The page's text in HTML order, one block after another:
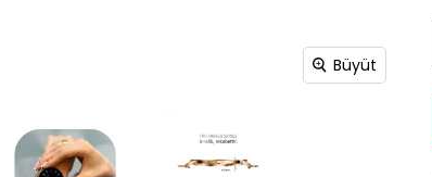
Büyüt